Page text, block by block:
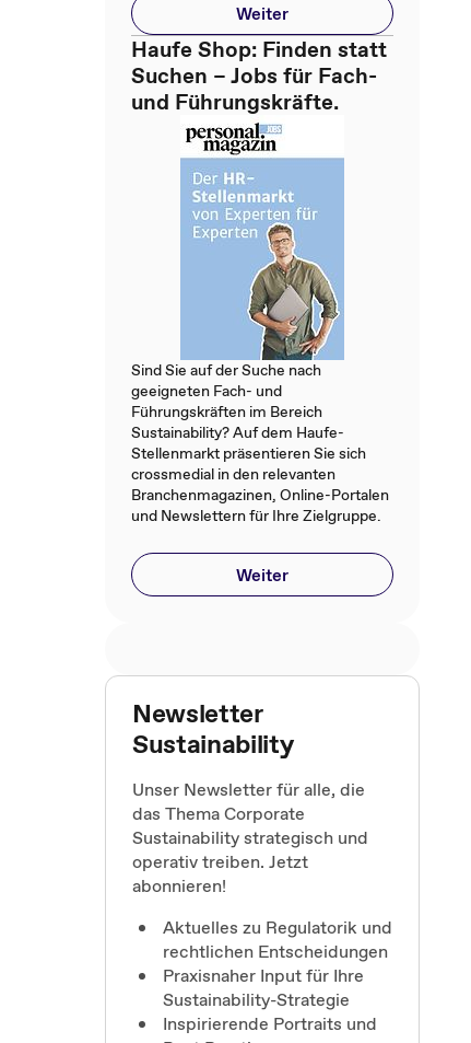
Weiter
Haufe Shop: Finden statt
Suchen – Jobs für Fach-
und Führungskräfte.
Sind Sie auf der Suche nach
geeigneten Fach- und
Führungskräften im Bereich
Sustainability? Auf dem Haufe-
Stellenmarkt präsentieren Sie sich
crossmedial in den relevanten
Branchenmagazinen, Online-Portalen
und Newslettern für Ihre Zielgruppe.
Weiter
Newsletter
Sustainability
Unser Newsletter für alle, die
das Thema Corporate
Sustainability strategisch und
operativ treiben. Jetzt
abonnieren!
Aktuelles zu Regulatorik und
rechtlichen Entscheidungen
Praxisnaher Input für Ihre
Sustainability-Strategie
Inspirierende Portraits und